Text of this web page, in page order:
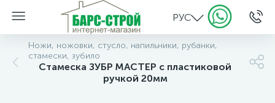
РУС
Ножи, ножовки, стусло, напильники, рубанки,
стамески, зубило
Стамеска ЗУБР МАСТЕР с пластиковой
ручкой 20мм